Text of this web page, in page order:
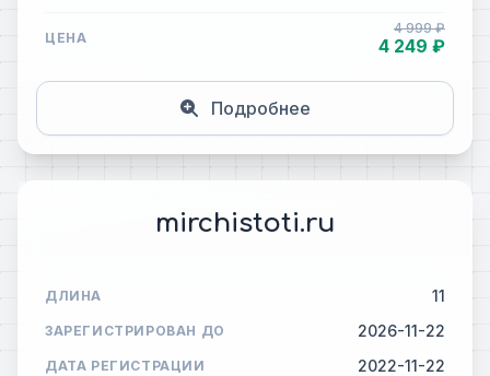
ЦЕНА
4 999 ₽
4 249 ₽
Подробнее
mirchistoti.ru
ДЛИНА 11
ЗАРЕГИСТРИРОВАН ДО 2026-11-22
ДАТА РЕГИСТРАЦИИ 2022-11-22